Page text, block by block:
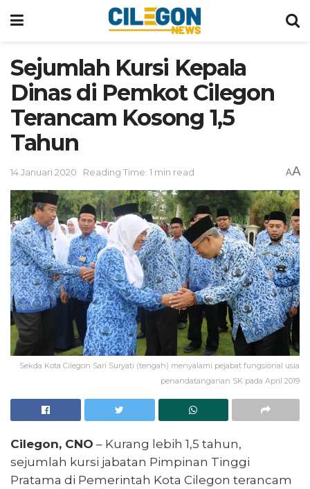
Sejumlah Kursi Kepala
Dinas di Pemkot Cilegon
Terancam Kosong 1,5
Tahun
14 Januari 2020 Reading Time: 1 min read AA
Sekda Kota Cilegon Sari Suryati (tengah) menyalami pejabat fungsional usia
penandatanganan SK pada April 2019
Cilegon, CNO – Kurang lebih 1,5 tahun,
sejumlah kursi jabatan Pimpinan Tinggi
Pratama di Pemerintah Kota Cilegon terancam